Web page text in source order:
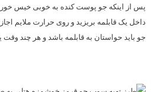
داخل یک قابلمه بریزید و روی حرارت ملایم
جو باید حواستان به قابلمه باشد و هر چند وقت